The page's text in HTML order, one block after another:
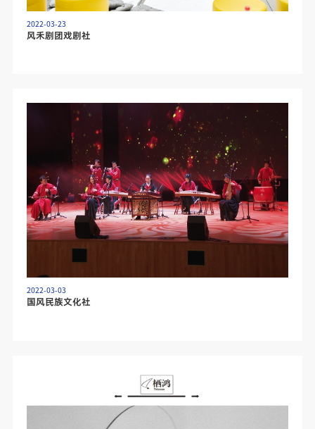
2022-03-23
风禾剧团戏剧社
2022-03-03
国风民族文化社